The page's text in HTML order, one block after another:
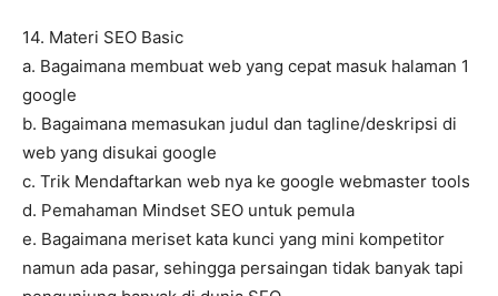
14. Materi SEO Basic
a. Bagaimana membuat web yang cepat masuk halaman 1
google
b. Bagaimana memasukan judul dan tagline/deskripsi di
web yang disukai google
c. Trik Mendaftarkan web nya ke google webmaster tools
d. Pemahaman Mindset SEO untuk pemula
e. Bagaimana meriset kata kunci yang mini kompetitor
namun ada pasar, sehingga persaingan tidak banyak tapi